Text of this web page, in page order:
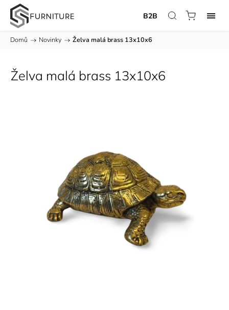
B2B
Domů / Novinky / Želva malá brass 13x10x6
Želva malá brass 13x10x6